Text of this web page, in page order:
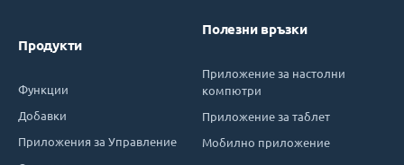
Продукти
Функции
Добавки
Приложения за Управление
Полезни връзки
Приложение за настолни
компютри
Приложение за таблет
Мобилно приложение